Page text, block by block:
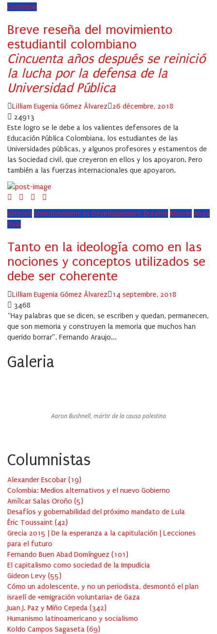
Colombie
Breve reseña del movimiento
estudiantil colombiano
Cincuenta años después se reinició
la lucha por la defensa de la
Universidad Pública
Author
Lilliam Eugenia Gómez Álvarez
Posted
26 décembre, 2018
24913
Este logro se le debe a los valientes defensores de la
Educación Pública Colombiana, los estudiantes de las
Universidades públicas, y algunos profesores y estamentos de
las Sociedad civil, que creyeron en ellos y los apoyaron. Pero
también a las fuerzas internacionales que apoyaron.
Articles Environnement et Développement Durable Monde Abya
Yala
Tanto en la ideología como en las
nociones y conceptos utilizados se
debe ser coherente
Author
Lilliam Eugenia Gómez Álvarez
Posted
14 septembre, 2018
3468
“Hay palabras que se dicen, se escriben y quedan, permanecen,
que son memoria y construyen la memoria que muchos han
querido borrar”. Fernando Araujo...
Galeria
Aaron Bushnell, mártir de la causa palestina
Columnistas
Alexander Escobar (19)
Colombia: Medios alternativos y el nuevo Gobierno
Amílcar Salas Oroño (5)
Desafíos y gobernabilidad del próximo mandato de Lula
Éric Toussaint (42)
Grecia 2015 | De la esperanza a la capitulación | Lecciones
para el futuro
Fernando Buen Abad Domínguez (101 )
El capitalismo como sociedad de la Impudicia
Gideon Levy (55)
Cómo un adolescente, y no un periodista, desmontó el plan
israelí de «emigración voluntaria» de Gaza
Juan J. Paz y Miño Cepeda (342)
Humanismo latinoamericano y socialismo
Koldo Campos Sagaseta (69)